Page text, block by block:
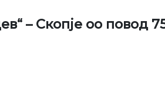
– Скопје оо повод